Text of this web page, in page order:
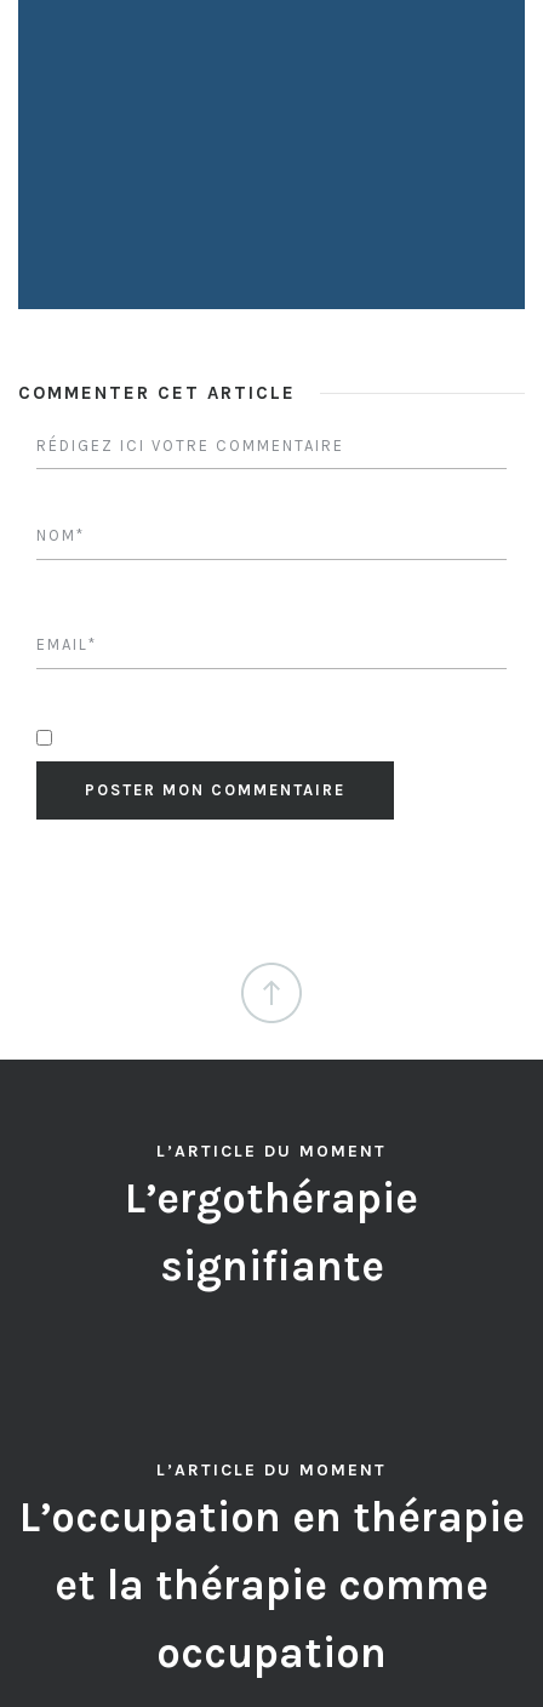
COMMENTER CET ARTICLE
L’ARTICLE DU MOMENT
L’ergothérapie
signifiante
L’ARTICLE DU MOMENT
L’occupation en thérapie
et la thérapie comme
occupation